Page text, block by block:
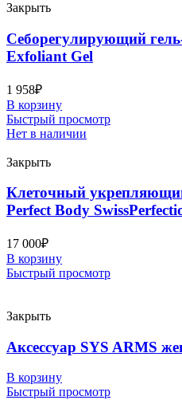
Закрыть
Себорегулирующий
Exfoliant Gel
1 958₽
В корзину
Быстрый просмотр
Нет в наличии
Закрыть
Клеточный
Perfect Body
17 000₽
В корзину
Быстрый просмотр
Закрыть
Аксессуар SYS ARMS
В корзину
Быстрый просмотр